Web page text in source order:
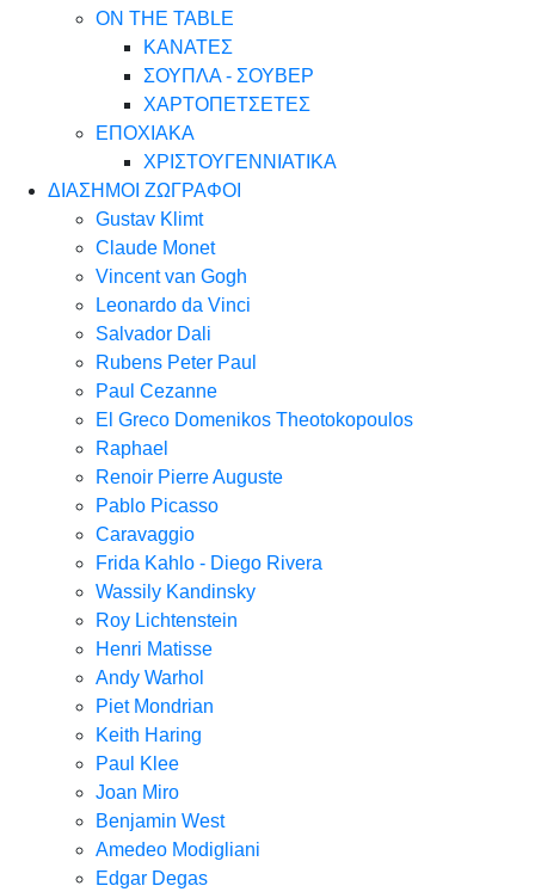
ON THE TABLE
ΚΑΝΑΤΕΣ
ΣΟΥΠΛΑ - ΣΟΥΒΕΡ
ΧΑΡΤΟΠΕΤΣΕΤΕΣ
ΕΠΟΧΙΑΚΑ
ΧΡΙΣΤΟΥΓΕΝΝΙΑΤΙΚΑ
ΔΙΑΣΗΜΟΙ ΖΩΓΡΑΦΟΙ
Gustav Klimt
Claude Monet
Vincent van Gogh
Leonardo da Vinci
Salvador Dali
Rubens Peter Paul
Paul Cezanne
El Greco Domenikos Theotokopoulos
Raphael
Renoir Pierre Auguste
Pablo Picasso
Caravaggio
Frida Kahlo - Diego Rivera
Wassily Kandinsky
Roy Lichtenstein
Henri Matisse
Andy Warhol
Piet Mondrian
Keith Haring
Paul Klee
Joan Miro
Benjamin West
Amedeo Modigliani
Edgar Degas